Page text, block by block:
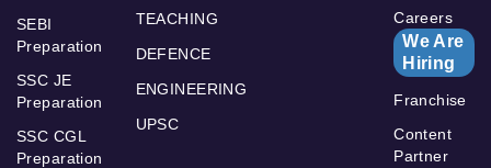
SEBI
Preparation
SSC JE
Preparation
SSC CGL
Preparation
TEACHING
DEFENCE
ENGINEERING
UPSC
Careers
We Are
Hiring
Franchise
Content
Partner